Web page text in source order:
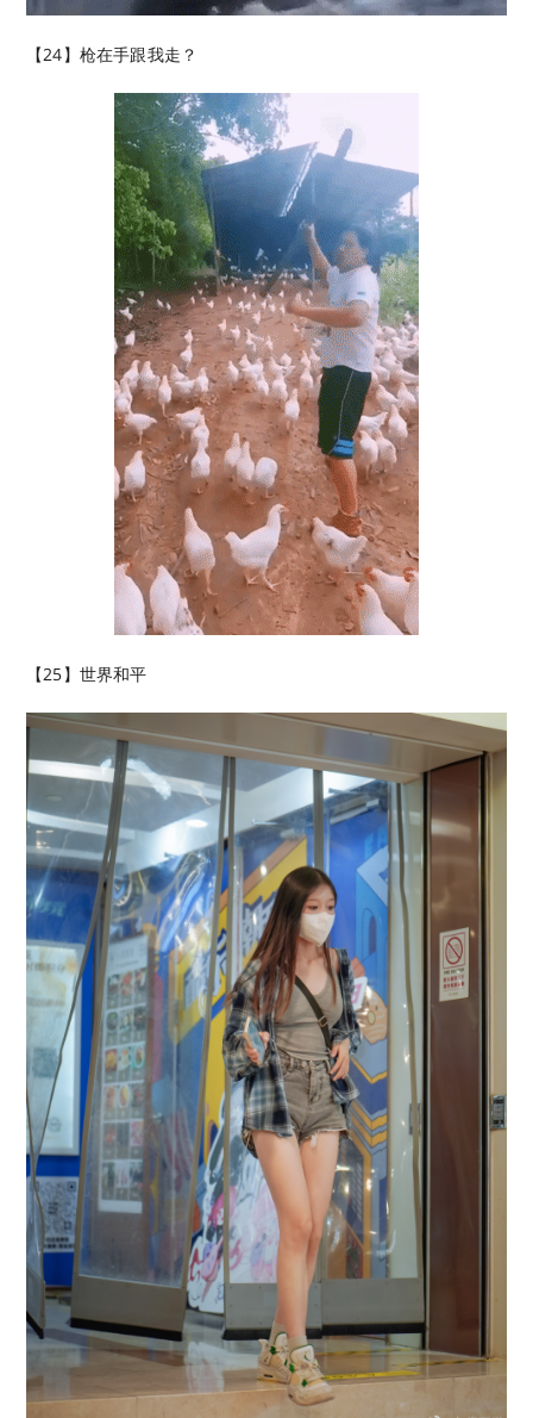
【24】枪在手跟我走？
【25】世界和平